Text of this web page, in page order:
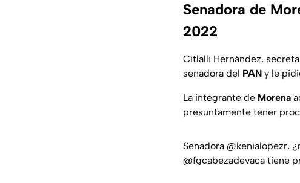
Senadora de
2022
Citlalli Hernández,
senadora del PAN y le
La integrante de Morena
presuntamente tener
Senadora @kenialopezr,
@fgcabezadevaca tiene